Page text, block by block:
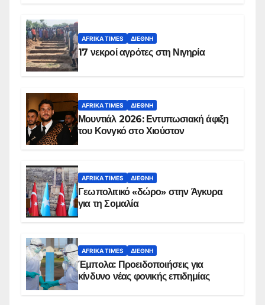
AFRIKA TIMES ΔΙΕΘΝΉ
17 νεκροί αγρότες στη Νιγηρία
AFRIKA TIMES ΔΙΕΘΝΉ
Μουντιάλ 2026: Εντυπωσιακή άφιξη
του Κονγκό στο Χιούστον
AFRIKA TIMES ΔΙΕΘΝΉ
Γεωπολιτικό «δώρο» στην Άγκυρα
για τη Σομαλία
AFRIKA TIMES ΔΙΕΘΝΉ
Έμπολα: Προειδοποιήσεις για
κίνδυνο νέας φονικής επιδημίας